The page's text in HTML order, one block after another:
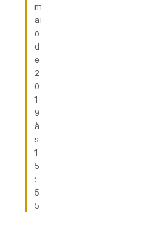
m
ai
o
d
e
2
0
1
9
à
s
1
5
:
5
5